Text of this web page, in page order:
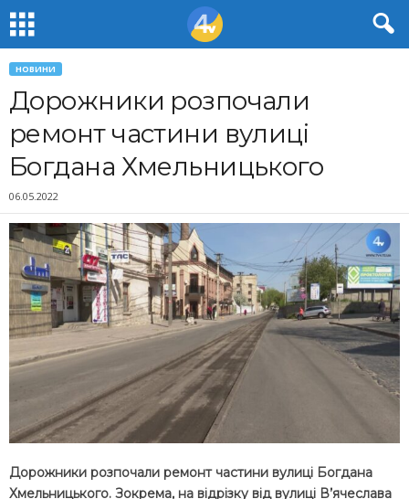
НОВИНИ
Дорожники розпочали
ремонт частини вулиці
Богдана Хмельницького
06.05.2022
Дорожники розпочали ремонт частини вулиці Богдана
Хмельницького. Зокрема, на відрізку від вулиці В’ячеслава